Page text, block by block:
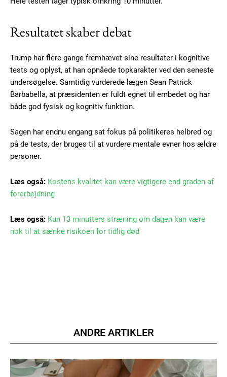
Free limited access
Gratis / forever
Etiam est nibh, lobortis sit
Ut mollis pellentesque tortor
Orci varius natoque dolor
Ut mollis pellentesque tortor
Resultatet skaber debat
Trump har flere gange fremhævet sine resultater i kognitive
tests og oplyst, at han opnåede topkarakter ved den seneste
undersøgelse. Samtidig vurderede lægen Sean Patrick
Barbabella, at præsidenten er fuldt egnet til embedet og har
både god fysisk og kognitiv funktion.
Sagen har endnu engang sat fokus på politikeres helbred og
på de tests, der bruges til at vurdere mentale evner hos ældre
personer.
Læs også: Kostens kvalitet kan være vigtigere end graden af
forarbejdning
Læs også: Kun 13 minutters stræning om dagen kan være
nok til at sænke risikoen for tidlig død
ANDRE ARTIKLER